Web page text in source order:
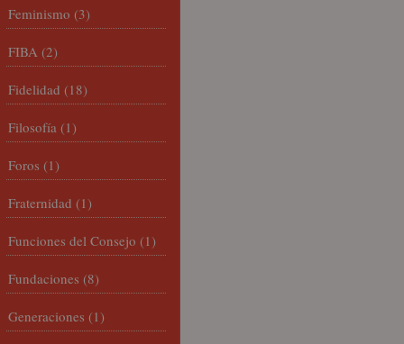
Feminismo (3)
FIBA (2)
Fidelidad (18)
Filosofía (1)
Foros (1)
Fraternidad (1)
Funciones del Consejo (1)
Fundaciones (8)
Generaciones (1)